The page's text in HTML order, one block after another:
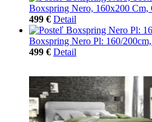
Boxspring Nero, 160x200 Cm,
499 € Detail
Boxspring Nero Pl: 160/
499 € Detail